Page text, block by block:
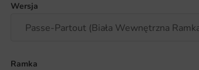
Wersja
Ramka